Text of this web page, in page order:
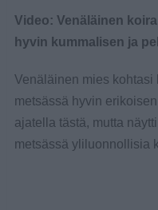
Video: Venäläinen
hyvin kummalisen ja
Venäläinen mies kohtasi
metsässä hyvin
ajatella tästä, mutta
metsässä yliluonnollisia